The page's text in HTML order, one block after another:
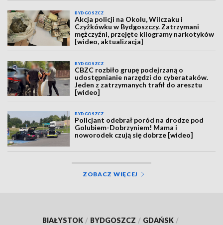
BYDGOSZCZ
Akcja policji na Okolu, Wilczaku i
Czyżkówku w Bydgoszczy. Zatrzymani
mężczyźni, przejęte kilogramy narkotyków
[wideo, aktualizacja]
BYDGOSZCZ
CBZC rozbiło grupę podejrzaną o
udostępnianie narzędzi do cyberataków.
Jeden z zatrzymanych trafił do aresztu
[wideo]
BYDGOSZCZ
Policjant odebrał poród na drodze pod
Golubiem-Dobrzyniem! Mama i
noworodek czują się dobrze [wideo]
ZOBACZ WIĘCEJ
BIAŁYSTOK / BYDGOSZCZ / GDAŃSK /